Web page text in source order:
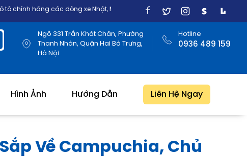
dòng xe Nhật, Mỹ, Đức, Hàn Quốc
Ngõ 331 Trần Khát Chân, Phường
Thanh Nhàn, Quận Hai Bà Trưng,
Hà Nội
Hotline
0936 489 159
Hình Ảnh Hướng Dẫn Liên Hệ Ngay
Về Campuchia, Chủ